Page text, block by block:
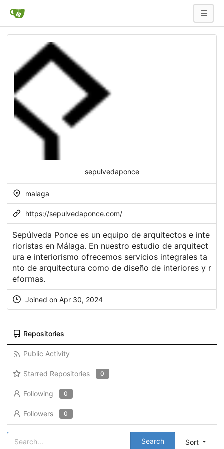
sepulvedaponce
malaga
https://sepulvedaponce.com/
Sepúlveda Ponce es un equipo de arquitectos e inte
rioristas en Málaga. En nuestro estudio de arquitect
ura e interiorismo ofrecemos servicios integrales ta
nto de arquitectura como de diseño de interiores y r
eformas.
Joined on Apr 30, 2024
Repositories
Public Activity
Starred Repositories 0
Following 0
Followers 0
Sort
Search